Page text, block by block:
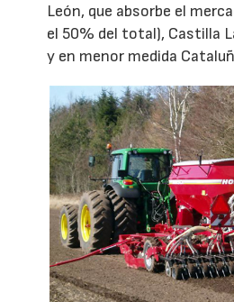
León, que absorbe el
el 50% del total), Castilla
y en menor medida